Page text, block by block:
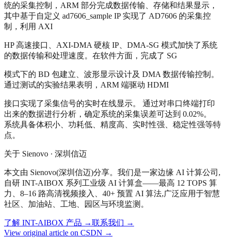
统的采集控制，ARM 部分完成数据传输、存储和结果显示，
其中基于自定义 ad7606_sample IP 实现了 AD7606 的采集控
制，利用 AXI
HP 高速接口、AXI-DMA 硬核 IP、DMA-SG 模式加快了系统
的数据传输和处理速度。在软件方面，完成了 SG
模式下的 BD 包建立、波形显示设计及 DMA 数据传输控制。
通过测试的实验结果表明，ARM 端驱动 HDMI
接口实现了采集信号的实时在线显示。 通过对串口终端打印
出来的数据进行分析，确定系统的采集误差可达到 0.02%。
系统具备体积小、功耗低、精度高、实时性强、稳定性强等特
点。
关于 Sienovo · 深圳信迈
本文由 Sienovo(深圳信迈)分享。我们是一家边缘 AI 计算公司,
自研 INT-AIBOX 系列工业级 AI 计算盒——最高 12 TOPS 算
力、8–16 路高清视频接入、40+ 预置 AI 算法,广泛应用于智慧
社区、加油站、工地、园区与环境监测。
了解 INT-AIBOX 产品 →联系我们 →
View original article on CSDN →